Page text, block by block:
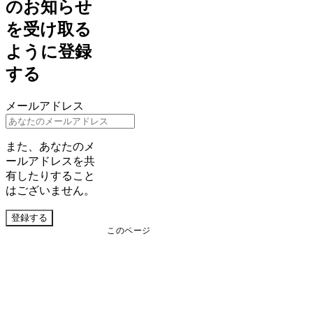
このページ
のお知らせ
を受け取る
ように登録
する
メールアドレス
また、あなたのメ
ールアドレスを共
有したりすること
はございません。
登録する